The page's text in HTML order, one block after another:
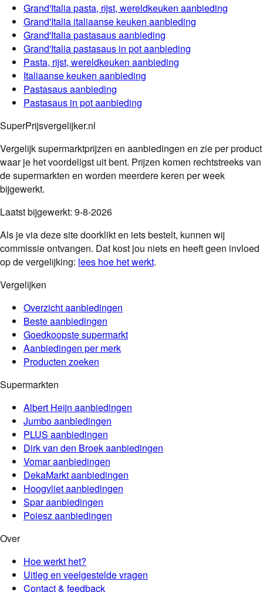
Grand'Italiapasta, rijst, wereldkeuken aanbieding
Grand'Italia italiaanse keuken aanbieding
Grand'Italiapastasausaanbieding
Grand'Italiapastasaus in potaanbieding
Pasta, rijst, wereldkeuken aanbieding
Italiaanse keuken aanbieding
Pastasausaanbieding
Pastasaus in potaanbieding
SuperPrijsvergelijker.nl
Vergelijk supermarktprijzen en aanbiedingen en zie per product
waar je het voordeligst uit bent. Prijzen komen rechtstreeks van
de supermarkten en worden meerdere keren per week
bijgewerkt.
Laatst bijgewerkt: 9-8-2026
Als je via deze site doorklikt en iets bestelt, kunnen wij
commissie ontvangen. Dat kost jou niets en heeft geen invloed
op de vergelijking: lees hoe het werkt.
Vergelijken
Overzicht aanbiedingen
Beste aanbiedingen
Goedkoopste supermarkt
Aanbiedingen per merk
Producten zoeken
Supermarkten
Albert Heijn aanbiedingen
Jumboaanbiedingen
PLUS aanbiedingen
Dirk van den Broekaanbiedingen
Vomaraanbiedingen
DekaMarktaanbiedingen
Hoogvlietaanbiedingen
Sparaanbiedingen
Poieszaanbiedingen
Over
Hoe werkt het?
Uitleg en veelgestelde vragen
Contact & feedback